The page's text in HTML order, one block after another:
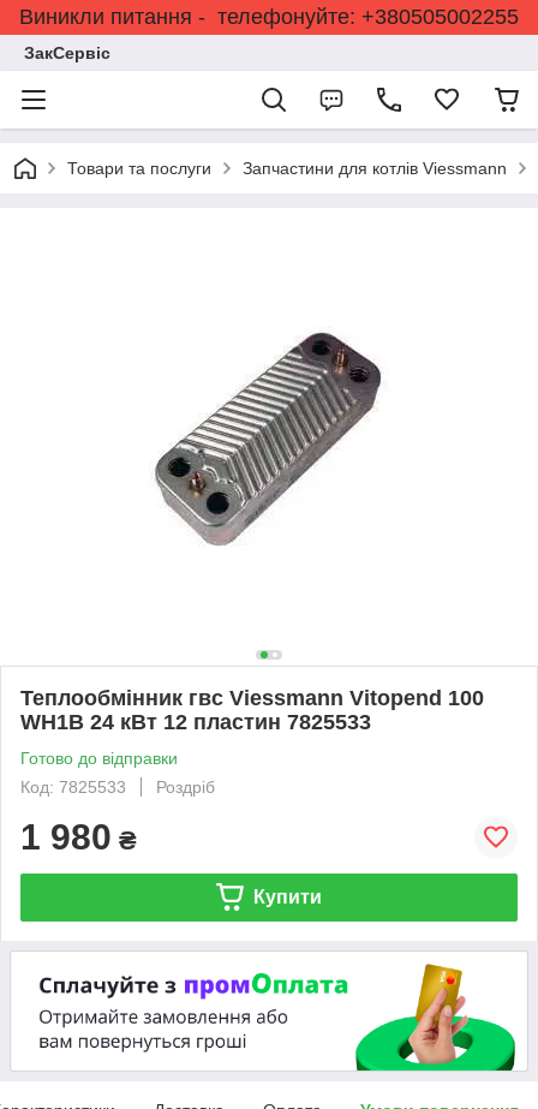
Виникли питання - телефонуйте: +380505002255
ЗакСервіс
Товари та послуги Запчастини для котлів Viessmann
Теплообмінник гвс Viessmann Vitopend 100
WH1B 24 кВт 12 пластин 7825533
Готово до відправки
Код: 7825533
Роздріб
1 980 ₴
Купити